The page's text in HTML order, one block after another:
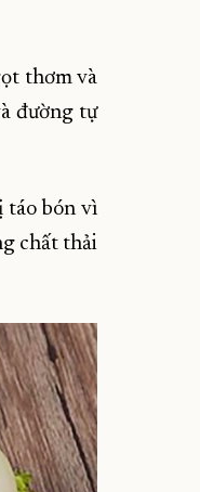
thơm và
đường tự
táo bón vì
chất thải